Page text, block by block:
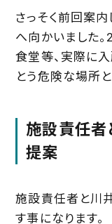
さっそく前回案
へ向かいました
食堂等、実際に
とう危険な場所と
施設責任者
提案
施設責任者と川
す事になります。